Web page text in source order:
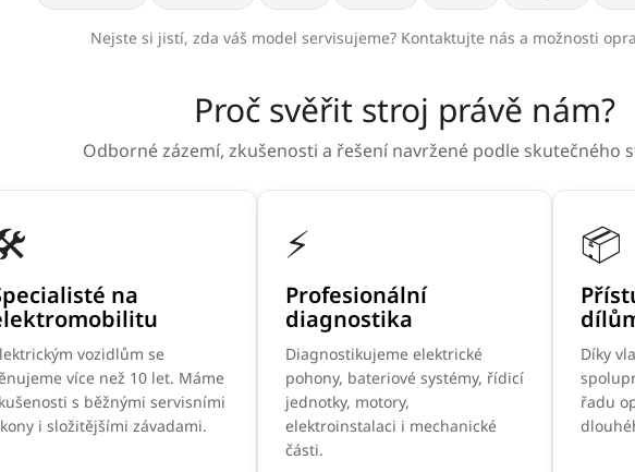
Nejste si jistí, zda váš model servisujeme? Kontaktujte nás a možnosti
Proč svěřit stroj právě nám?
Odborné zázemí, zkušenosti a řešení navržené podle skutečného
na
vozidlům se
více než 10 let. Máme
s běžnými servisními
i složitějšími závadami.
⚡
Profesionální
diagnostika
Diagnostikujeme elektrické
pohony, bateriové systémy, řídicí
jednotky, motory,
elektroinstalaci i mechanické
části.
📦
Díky
řadu